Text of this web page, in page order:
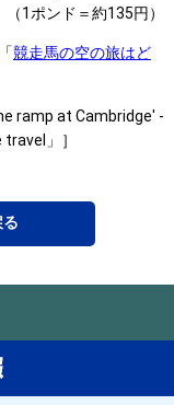
（1ポンド＝約135円）
競走馬の空の旅はど
ramp at Cambridge' -
」］